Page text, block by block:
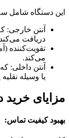
این دستگاه‌ شامل
آنتن خارجی:
دریافت
تقویت‌کننده
می‌کند.
آنتن داخلی:
یا وسیله
مزایای خرید
بهبود کیفیت تماس: